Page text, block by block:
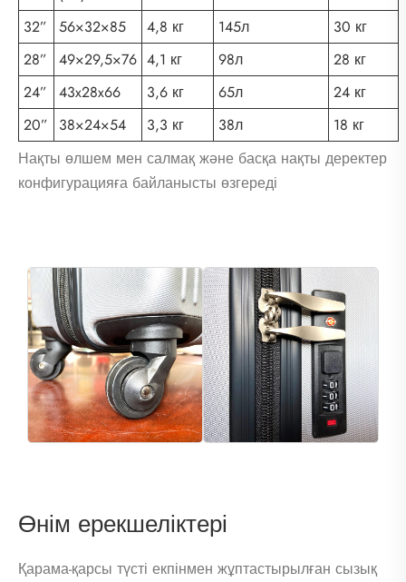
32”
56×32×85 4,8 кг 145л
30 кг
28”
49×29,5×76 4,1 кг 98л
28 кг
24”
43x28x66 3,6 кг 65л
24 кг
20”
38×24×54 3,3 кг 38л
18 кг
Нақты өлшем мен салмақ және басқа нақты деректер
конфигурацияға байланысты өзгереді
Өнім ерекшеліктері
Қарама-қарсы түсті екпінмен жұптастырылған сызық